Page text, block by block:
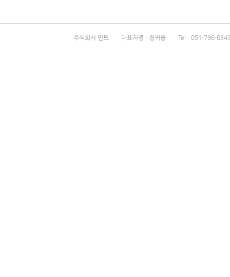
주식회사 민트 대표자명 : 정귀중 Tel : 051-